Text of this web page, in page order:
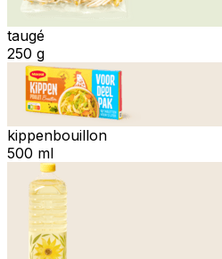
taugé
250 g
kippenbouillon
500 ml